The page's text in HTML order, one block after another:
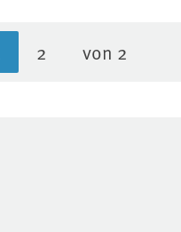
Seite
Seite
2 von 2